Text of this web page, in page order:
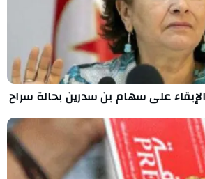
على سهام بن سدرين بحالة سراح